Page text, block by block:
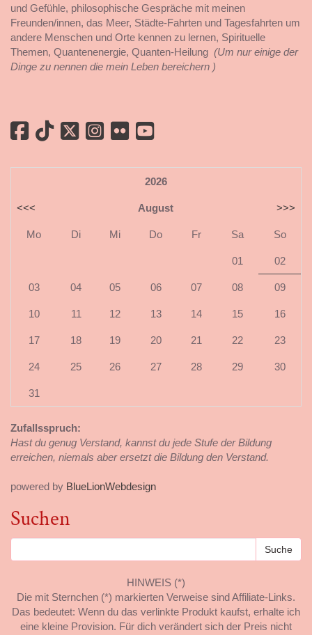
und Gefühle, philosophische Gespräche mit meinen
Freunden/innen, das Meer, Städte-Fahrten und Tagesfahrten um
andere Menschen und Orte kennen zu lernen, Spirituelle
Themen, Quantenenergie, Quanten-Heilung (Um nur einige der
Dinge zu nennen die mein Leben bereichern )
2026
<<< August >>>
Mo Di Mi Do Fr Sa So
01 02
03 04 05 06 07 08 09
10 11 12 13 14 15 16
17 18 19 20 21 22 23
24 25 26 27 28 29 30
31
Zufallsspruch:
Hast du genug Verstand, kannst du jede Stufe der Bildung
erreichen, niemals aber ersetzt die Bildung den Verstand.
powered by BlueLionWebdesign
Suchen
HINWEIS (*)
Die mit Sternchen (*) markierten Verweise sind Affiliate-Links.
Das bedeutet: Wenn du das verlinkte Produkt kaufst, erhalte ich
eine kleine Provision. Für dich verändert sich der Preis nicht